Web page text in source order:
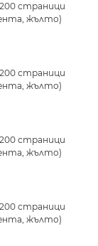
страници
жълто)
страници
жълто)
страници
жълто)
страници
жълто)